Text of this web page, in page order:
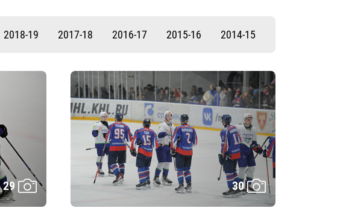
2018-19 2017-18 2016-17 2015-16 2014-15
29 30